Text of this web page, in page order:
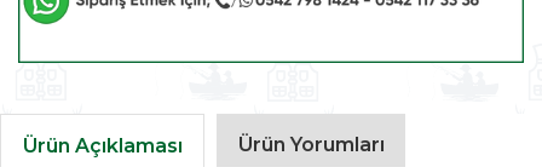
Ürün Açıklaması Ürün Yorumları